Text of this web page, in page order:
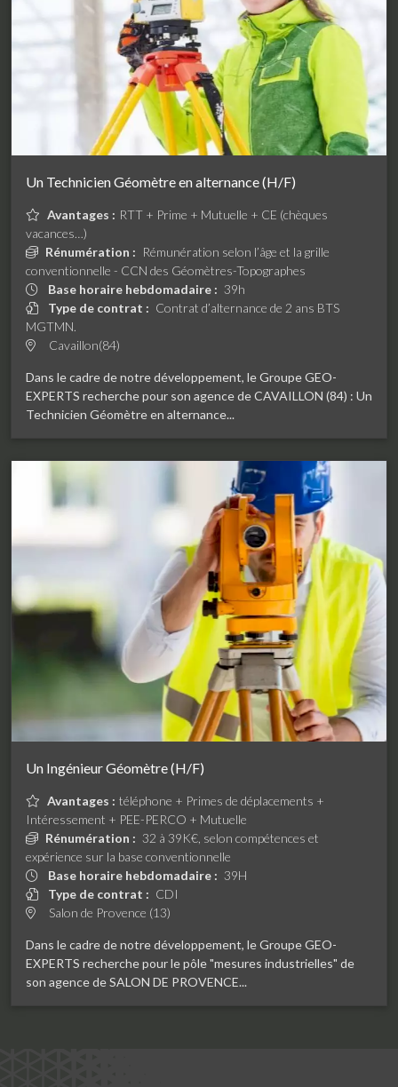
Un Technicien Géomètre en alternance (H/F)
Avantages : RTT + Prime + Mutuelle + CE (chèques
vacances…)
Rénumération : Rémunération selon l’âge et la grille
conventionnelle - CCN des Géomètres-Topographes
Base horaire hebdomadaire : 39h
Type de contrat : Contrat d’alternance de 2 ans BTS
MGTMN.
Cavaillon(84)
Dans le cadre de notre développement, le Groupe GEO-
EXPERTS recherche pour son agence de CAVAILLON (84) : Un
Technicien Géomètre en alternance...
Un Ingénieur Géomètre (H/F)
Avantages : téléphone + Primes de déplacements +
Intéressement + PEE-PERCO + Mutuelle
Rénumération : 32 à 39K€, selon compétences et
expérience sur la base conventionnelle
Base horaire hebdomadaire : 39H
Type de contrat : CDI
Salon de Provence (13)
Dans le cadre de notre développement, le Groupe GEO-
EXPERTS recherche pour le pôle "mesures industrielles" de
son agence de SALON DE PROVENCE...